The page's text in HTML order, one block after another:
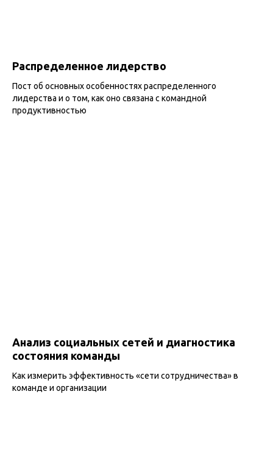
Распределенное лидерство
Пост об основных особенностях распределенного
лидерства и о том, как оно связана с командной
продуктивностью
Анализ социальных сетей и диагностика
состояния команды
Как измерить эффективность «сети сотрудничества» в
команде и организации